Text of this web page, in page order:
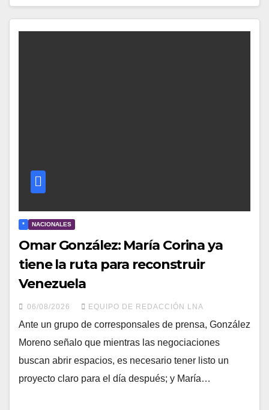
* NACIONALES
Omar González: María Corina ya
tiene la ruta para reconstruir
Venezuela
06/08/2026 EQUIPO DE REDACCIÓN LNA
Ante un grupo de corresponsales de prensa, González
Moreno señalo que mientras las negociaciones
buscan abrir espacios, es necesario tener listo un
proyecto claro para el día después; y María…